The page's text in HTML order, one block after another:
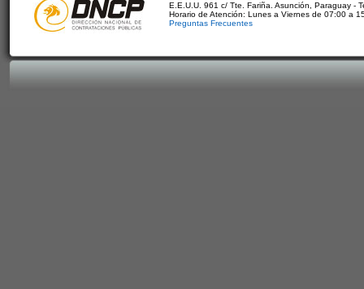
E.E.U.U. 961 c/ Tte. Fariña. Asunción, Paraguay -
Horario de Atención: Lunes a Viernes de 07:00 a
Preguntas Frecuentes